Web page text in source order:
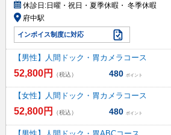
休診日:日曜・祝日・夏季休暇・ 冬季休暇
府中駅
インボイス制度に対応
【男性】人間ドック・胃カメラコース
52,800円 （税込） 480 ポイント
【女性】人間ドック・胃カメラコース
52,800円 （税込） 480 ポイント